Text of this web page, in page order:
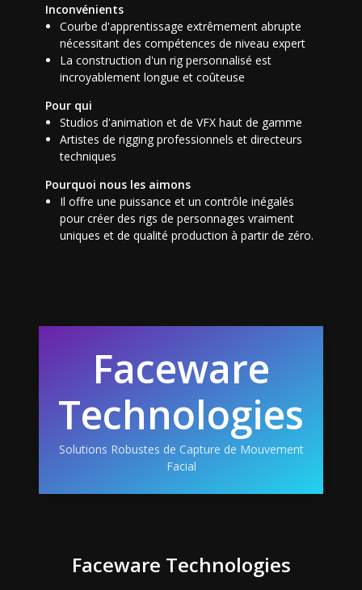
Inconvénients
Courbe d'apprentissage extrêmement abrupte
nécessitant des compétences de niveau expert
La construction d'un rig personnalisé est
incroyablement longue et coûteuse
Pour qui
Studios d'animation et de VFX haut de gamme
Artistes de rigging professionnels et directeurs
techniques
Pourquoi nous les aimons
Il offre une puissance et un contrôle inégalés
pour créer des rigs de personnages vraiment
uniques et de qualité production à partir de zéro.
Faceware
Technologies
Solutions Robustes de Capture de Mouvement
Facial
Faceware Technologies